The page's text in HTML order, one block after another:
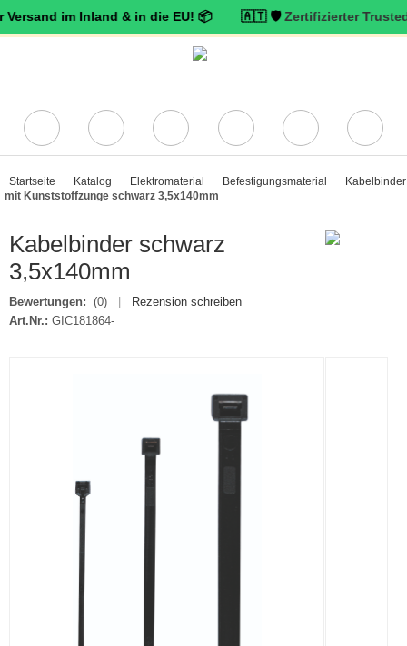
im Inland & in die EU! 📦 🇦🇹 🛡️ Zertifizierter Trusted Shops
Startseite Katalog Elektromaterial Befestigungsmaterial
Kabelbinder
mit Kunststoffzunge schwarz 3,5x140mm
Kabelbinder schwarz
3,5x140mm
Bewertungen: (0)
Rezension schreiben
Art.Nr.: GIC181864-